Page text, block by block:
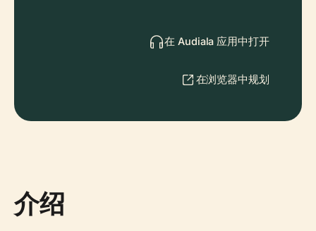
在 Audiala 应用中打开
在浏览器中规划
介绍